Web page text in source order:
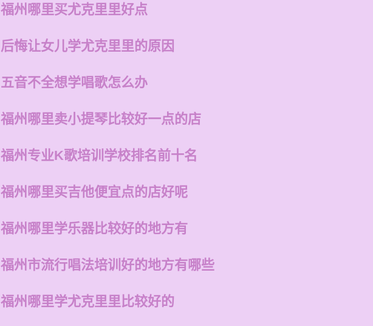
福州哪里买尤克里里好点
后悔让女儿学尤克里里的原因
五音不全想学唱歌怎么办
福州哪里卖小提琴比较好一点的店
福州专业K歌培训学校排名前十名
福州哪里买吉他便宜点的店好呢
福州哪里学乐器比较好的地方有
福州市流行唱法培训好的地方有哪些
福州哪里学尤克里里比较好的